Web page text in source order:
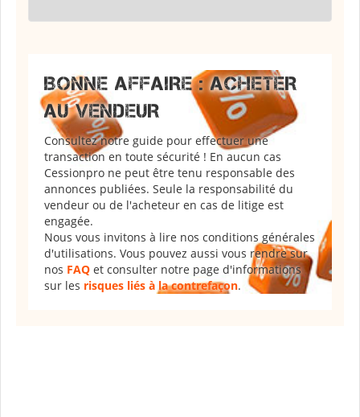
BONNE AFFAIRE : ACHETER
AU VENDEUR
Consultez notre guide pour effectuer une
transaction en toute sécurité ! En aucun cas
Cessionpro ne peut être tenu responsable des
annonces publiées. Seule la responsabilité du
vendeur ou de l'acheteur en cas de litige est
engagée.
Nous vous invitons à lire nos conditions générales
d'utilisations. Vous pouvez aussi vous rendre sur
nos FAQ et consulter notre page d'informations
sur les risques liés à la contrefaçon.